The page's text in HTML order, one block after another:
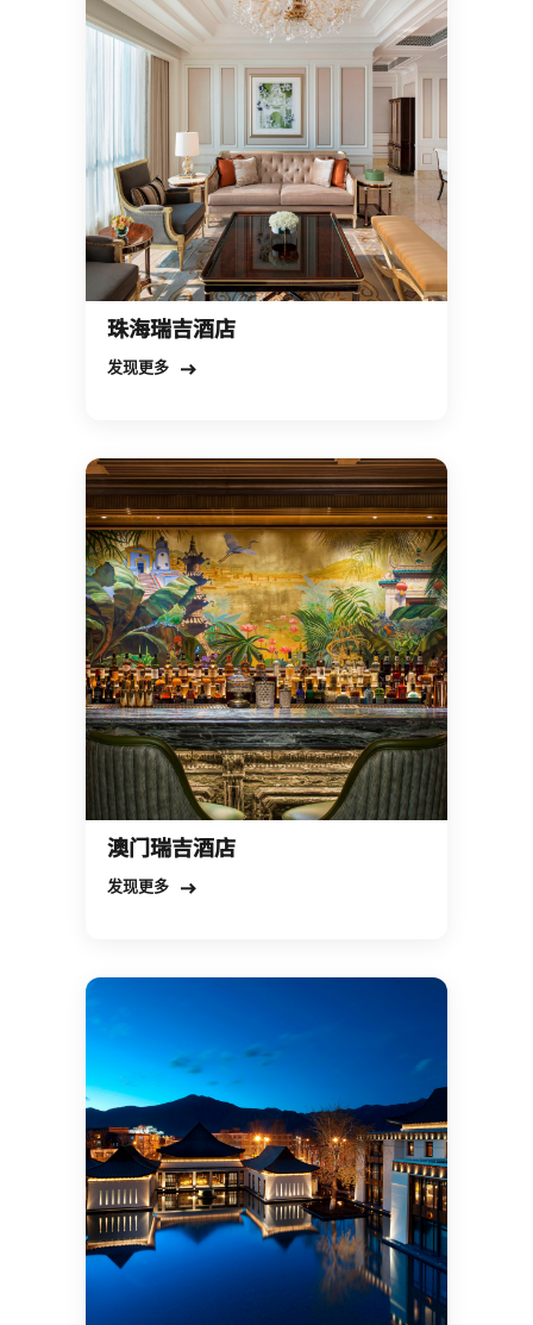
珠海瑞吉酒店
发现更多Open in New Tab
澳门瑞吉酒店
发现更多Open in New Tab